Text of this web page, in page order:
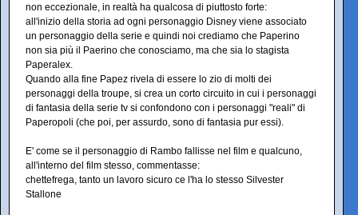
non eccezionale, in realtà ha qualcosa di piuttosto forte:
all'inizio della storia ad ogni personaggio Disney viene associato
un personaggio della serie e quindi noi crediamo che Paperino
non sia più il Paerino che conosciamo, ma che sia lo stagista
Paperalex.
Quando alla fine Papez rivela di essere lo zio di molti dei
personaggi della troupe, si crea un corto circuito in cui i personaggi
di fantasia della serie tv si confondono con i personaggi "reali" di
Paperopoli (che poi, per assurdo, sono di fantasia pur essi).
E' come se il personaggio di Rambo fallisse nel film e qualcuno,
all'interno del film stesso, commentasse:
chettefrega, tanto un lavoro sicuro ce l'ha lo stesso Silvester
Stallone